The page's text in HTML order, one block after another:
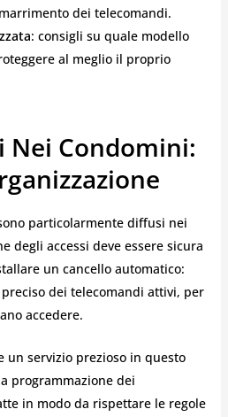
dei telecomandi.
: consigli su quale modello
al meglio il proprio
Nei Condomini:
particolarmente diffusi nei
degli accessi deve essere sicura
un cancello automatico:
dei telecomandi attivi, per
accedere.
un servizio prezioso in questo
programmazione dei
in modo da rispettare le regole